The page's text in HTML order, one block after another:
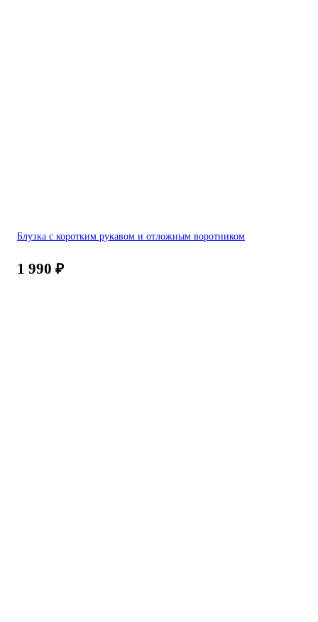
Блузка с коротким рукавом и отложным воротником
1 990 ₽